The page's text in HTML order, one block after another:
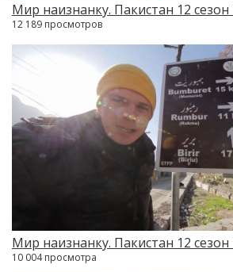
Мир наизнанку. Пакистан 12 сезон
12 189 просмотров
Мир наизнанку. Пакистан 12 сезон
10 004 просмотра